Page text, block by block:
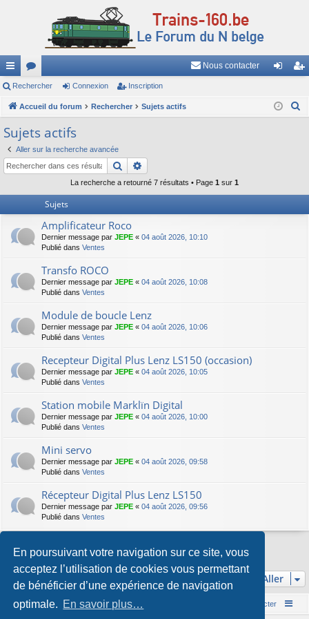
En poursuivant votre navigation sur ce site, vous
acceptez l’utilisation de cookies vous permettant
de bénéficier d’une expérience de navigation
optimale. En savoir plus…
ac
co
ur
ci
s
or
u
m
s
Nous contacter
ne cri
Rechercher Connexion Inscription
Accueil du forum Rechercher Sujets actifs
c
Sujets actifs
Aller sur la recherche avancée
Rechercher
La recherche a retourné 7 résultats • Page 1 sur 1
Sujets
Amplificateur Roco
Dernier message par JEPE « 04 août 2026, 10:10
Publié dans Ventes
Transfo ROCO
Dernier message par JEPE « 04 août 2026, 10:08
Publié dans Ventes
Module de boucle Lenz
Dernier message par JEPE « 04 août 2026, 10:06
Publié dans Ventes
Recepteur Digital Plus Lenz LS150 (occasion)
Dernier message par JEPE « 04 août 2026, 10:05
Publié dans Ventes
Station mobile Marklïn Digital
Dernier message par JEPE « 04 août 2026, 10:00
Publié dans Ventes
Mini servo
Dernier message par JEPE « 04 août 2026, 09:58
Publié dans Ventes
Récepteur Digital Plus Lenz LS150
Dernier message par JEPE « 04 août 2026, 09:56
Publié dans Ventes
La recherche a retourné 7 résultats • Page1sur1
Aller
Accueil du forum Nous contacter